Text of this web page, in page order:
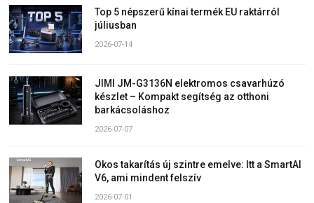
Top 5 népszerű kínai termék EU raktárról
júliusban
2026-07-14
JIMI JM-G3136N elektromos csavarhúzó
készlet – Kompakt segítség az otthoni
barkácsoláshoz
2026-07-07
Okos takarítás új szintre emelve: Itt a SmartAI
V6, ami mindent felszív
2026-07-01